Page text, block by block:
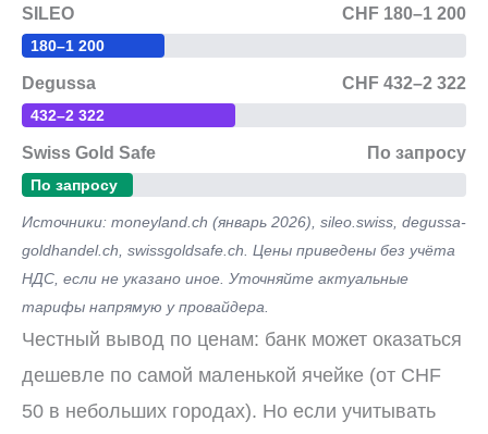
SILEO CHF 180–1 200
180–1 200
Degussa CHF 432–2 322
432–2 322
Swiss Gold Safe По запросу
По запросу
Источники: moneyland.ch (январь 2026), sileo.swiss, degussa-
goldhandel.ch, swissgoldsafe.ch. Цены приведены без учёта
НДС, если не указано иное. Уточняйте актуальные
тарифы напрямую у провайдера.
Честный вывод по ценам: банк может оказаться
дешевле по самой маленькой ячейке (от CHF
50 в небольших городах). Но если учитывать